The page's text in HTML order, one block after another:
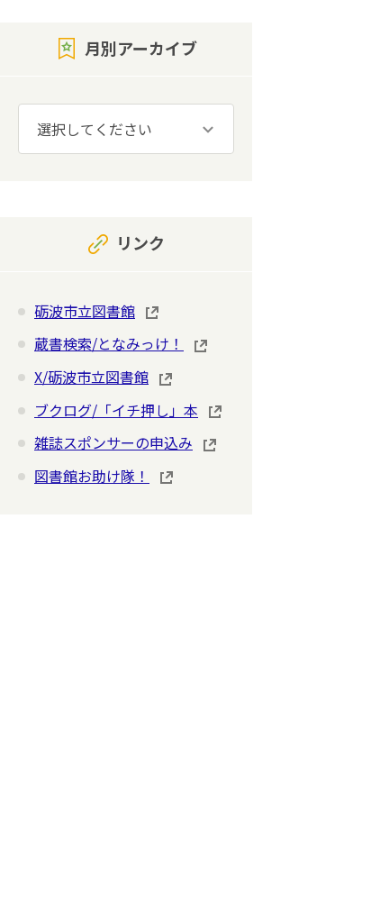
月別アーカイブ
リンク
砺波市立図書館
蔵書検索/となみっけ！
X/砺波市立図書館
ブクログ/「イチ押し」本
雑誌スポンサーの申込み
図書館お助け隊！